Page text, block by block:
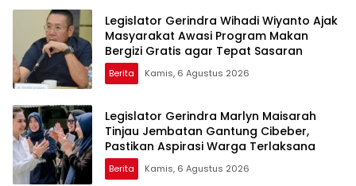
Legislator Gerindra Wihadi Wiyanto Ajak
Masyarakat Awasi Program Makan
Bergizi Gratis agar Tepat Sasaran
Berita Kamis, 6 Agustus 2026
Legislator Gerindra Marlyn Maisarah
Tinjau Jembatan Gantung Cibeber,
Pastikan Aspirasi Warga Terlaksana
Berita Kamis, 6 Agustus 2026